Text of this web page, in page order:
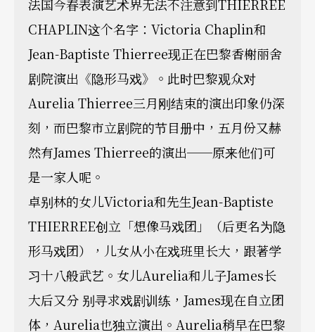
法国今春表演艺术界无法不注意到THIERREE
CHAPLIN这个名字：Victoria Chaplin和
Jean-Baptiste Thierree现正在巴黎香榭丽舍
剧院演出《隐形马戏》。此时巴黎观众对
Aurelia Thierree三月刚结束的演出印象仍深
刻，而巴黎市立剧院的节目册中，五月份又赫
然有James Thierree的演出──原来他们可
是一家人呢。
卓别林的女儿Victoria和先生Jean-Baptiste
THIERREE创立「想像马戏团」（后更名为隐
形马戏团），儿女从小在戏班里长大，跟著学
习十八般武艺。女儿Aurelia和儿子James长
大后又分 别寻求戏剧训练，James现在自立团
体，Aurelia也独立演出。Aurelia稍早在巴黎